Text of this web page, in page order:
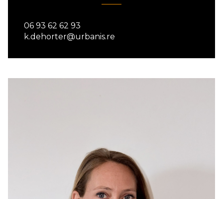
06 93 62 62 93
k.dehorter@urbanis.re